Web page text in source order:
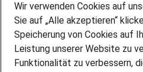
DEINE BERUFSGRUPPE
DEINE LEBENSSITUATION
PARTNERSHIP WITH AIRBUS
Wir verwenden Cookies auf
Sie auf „Alle akzeptieren“
Speicherung von Cookies auf
Leistung unserer Website zu
Funktionalität zu verbessern,